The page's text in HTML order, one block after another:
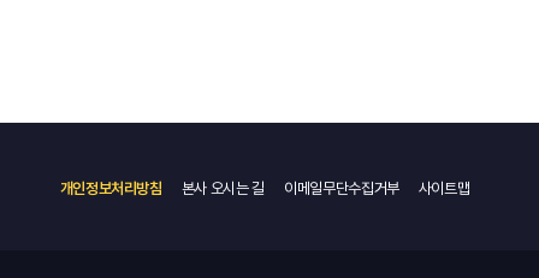
개인정보처리방침 본사 오시는 길 이메일무단수집거부 사이트맵